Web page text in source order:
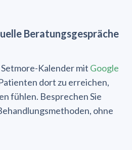
Beratungsgespräche
Kalender mit Google
dort zu erreichen,
fühlen. Besprechen Sie
ohne